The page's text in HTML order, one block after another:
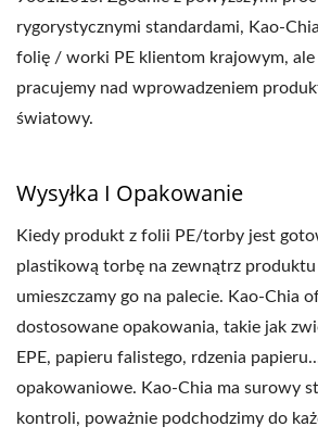
rygorystycznymi standardami, Kao-
folię / worki PE klientom krajowym,
pracujemy nad wprowadzeniem
światowy.
Wysyłka I Opakowanie
Kiedy produkt z folii PE/torby jest
plastikową torbę na zewnątrz
umieszczamy go na palecie. Kao-Chia
dostosowane opakowania, takie jak
EPE, papieru falistego, rdzenia
opakowaniowe. Kao-Chia ma surowy
kontroli, poważnie podchodzimy do